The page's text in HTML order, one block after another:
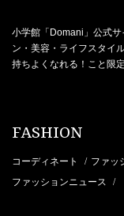
小学館「Domani」公式
ン・美容・ライフスタイ
持ちよくなれる！こと限
FASHION
コーディネート / ファッ
ファッションニュース /